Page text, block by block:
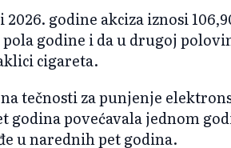
godine akciza iznosi
godine i da u drugoj
cigareta.
tečnosti za punjenje
godina povećavala jednom
u narednih pet godina.